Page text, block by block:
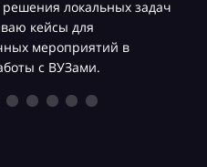
локальных задач
кейсы для
мероприятий в
с ВУЗами.